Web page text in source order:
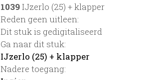
1039IJzerlo (25) + klapper
Reden geen uitleen:
Dit stuk is gedigitaliseerd
Ga naar dit stuk:
IJzerlo (25) + klapper
Nadere toegang: